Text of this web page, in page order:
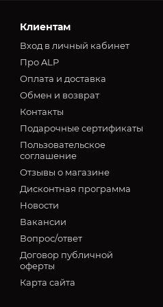
Клиентам
Вход в личный кабинет
Про ALP
Оплата и доставка
Обмен и возврат
Контакты
Подарочные сертификаты
Пользовательское
соглашение
Отзывы о магазине
Дисконтная программа
Новости
Вакансии
Вопрос/ответ
Договор публичной
оферты
Карта сайта